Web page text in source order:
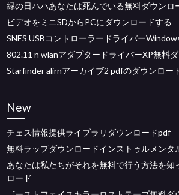
緑の日ハハあなたは死んでいる無料ダウンロ
ビデオをミニSDからPCにダウンロードする
SNES USBコントローラードライバー
802.11 n wlanアダプタードライバーXP無料
Starfinder alirnアーカイブ2 pdfのダウンロー
New
チェス情報提供ライブラリダウンロードpdf
無料ラップダウンロードインストゥルメンタ
あなたは私たちがそれを無料で行う方法を知
ロード